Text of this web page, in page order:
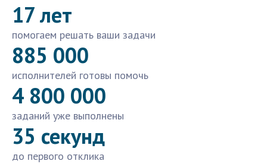
17 лет
помогаем решать ваши задачи
885 000
исполнителей готовы помочь
4 800 000
заданий уже выполнены
35 секунд
до первого отклика